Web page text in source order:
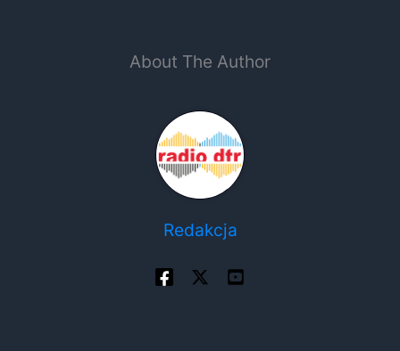
About The Author
Redakcja